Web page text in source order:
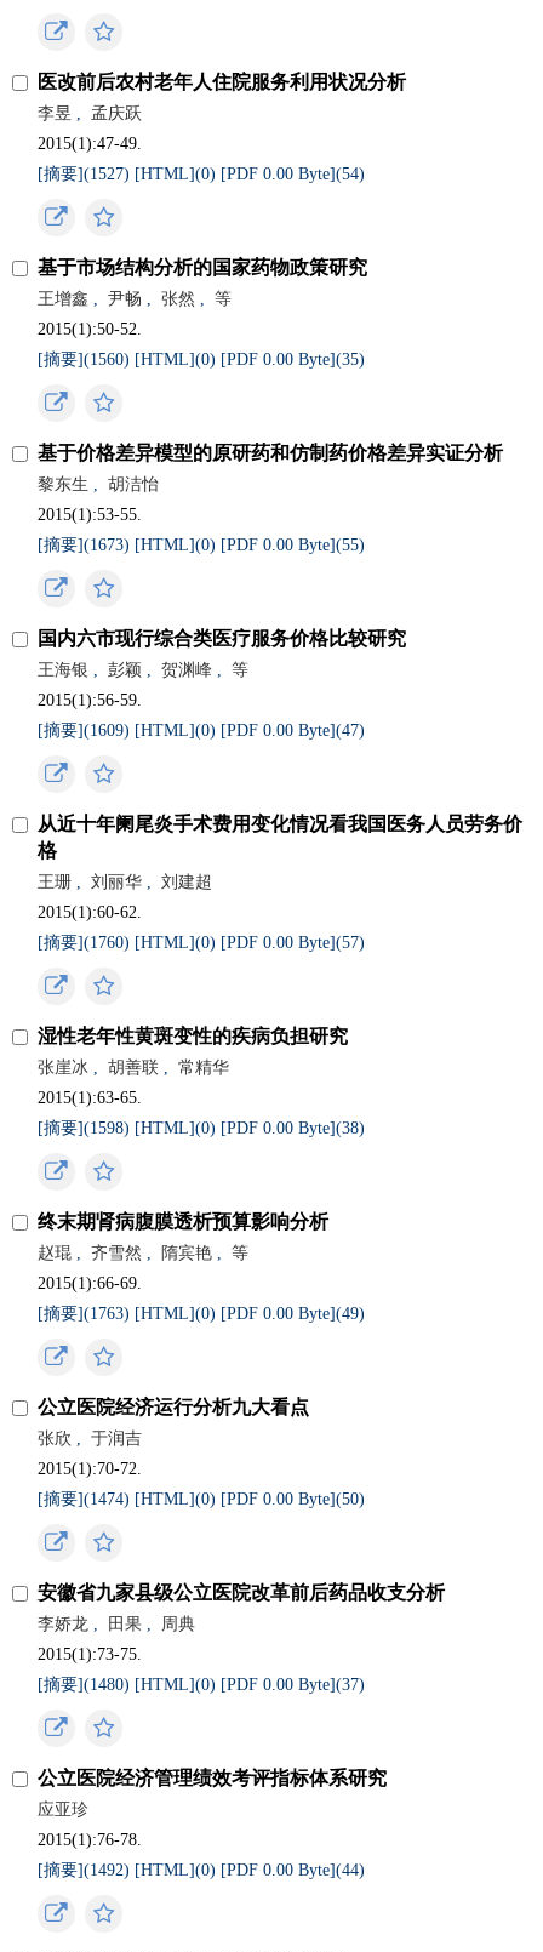
医改前后农村老年人住院服务利用状况分析
李昱 ,
孟庆跃
2015(1):47-49.
[摘要](1527) [HTML](0) [PDF 0.00 Byte](54)
基于市场结构分析的国家药物政策研究
王增鑫 , 尹畅 , 张然 ,
等
2015(1):50-52.
[摘要](1560) [HTML](0) [PDF 0.00 Byte](35)
基于价格差异模型的原研药和仿制药价格差异实证分析
黎东生 ,
胡洁怡
2015(1):53-55.
[摘要](1673) [HTML](0) [PDF 0.00 Byte](55)
国内六市现行综合类医疗服务价格比较研究
王海银 , 彭颖 , 贺渊峰 ,
等
2015(1):56-59.
[摘要](1609) [HTML](0) [PDF 0.00 Byte](47)
从近十年阑尾炎手术费用变化情况看我国医务人员劳务价
格
王珊 , 刘丽华 ,
刘建超
2015(1):60-62.
[摘要](1760) [HTML](0) [PDF 0.00 Byte](57)
湿性老年性黄斑变性的疾病负担研究
张崖冰 , 胡善联 ,
常精华
2015(1):63-65.
[摘要](1598) [HTML](0) [PDF 0.00 Byte](38)
终末期肾病腹膜透析预算影响分析
赵琨 , 齐雪然 , 隋宾艳 ,
等
2015(1):66-69.
[摘要](1763) [HTML](0) [PDF 0.00 Byte](49)
公立医院经济运行分析九大看点
张欣 ,
于润吉
2015(1):70-72.
[摘要](1474) [HTML](0) [PDF 0.00 Byte](50)
安徽省九家县级公立医院改革前后药品收支分析
李娇龙 , 田果 ,
周典
2015(1):73-75.
[摘要](1480) [HTML](0) [PDF 0.00 Byte](37)
公立医院经济管理绩效考评指标体系研究
应亚珍
2015(1):76-78.
[摘要](1492) [HTML](0) [PDF 0.00 Byte](44)